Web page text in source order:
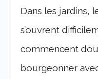
Dans les jardins,
s’ouvrent
commencent
bourgeonner